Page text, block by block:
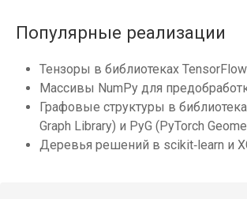
Популярные реализации
Тензоры в библиотеках
Массивы NumPy для
Графовые структуры в
Graph Library) и PyG (PyTorch
Деревья решений в scikit‑learn и